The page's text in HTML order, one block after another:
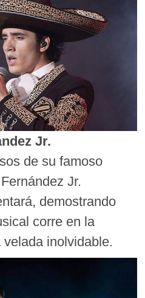
Jr.
de su famoso
Jr.
demostrando
corre en la
inolvidable.